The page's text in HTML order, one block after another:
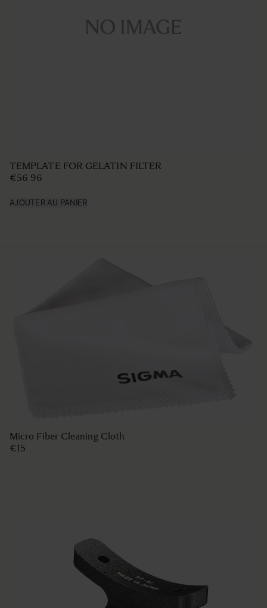
TEMPLATE FOR GELATIN FILTER
€56 96
AJOUTER AU PANIER
Micro Fiber Cleaning Cloth
€15